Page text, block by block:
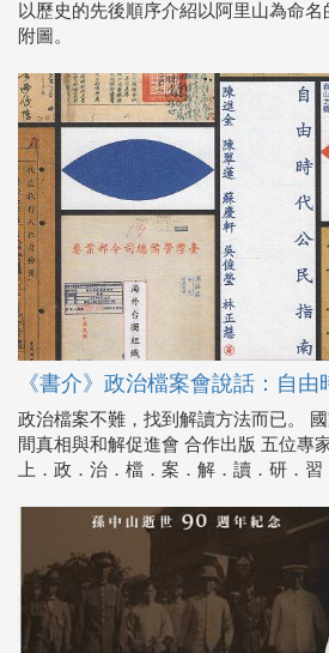
以歷史的先後順序介紹以阿里山為命
附圖。
《書介》政治檔案會說話：自
政治檔案不難，找到解讀方法而已。
間真相與和解促進會 合作出版 五位專
上．政．治．檔．案．解．讀．研．習